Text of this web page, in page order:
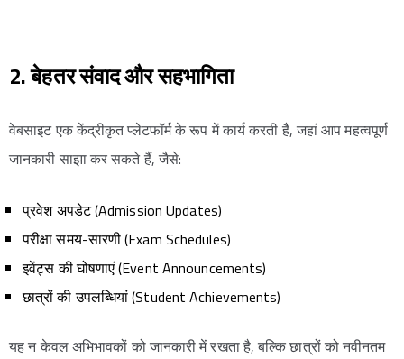
2. बेहतर संवाद और सहभागिता
वेबसाइट एक केंद्रीकृत प्लेटफॉर्म के रूप में कार्य करती है, जहां आप महत्वपूर्ण
जानकारी साझा कर सकते हैं, जैसे:
प्रवेश अपडेट (Admission Updates)
परीक्षा समय-सारणी (Exam Schedules)
इवेंट्स की घोषणाएं (Event Announcements)
छात्रों की उपलब्धियां (Student Achievements)
यह न केवल अभिभावकों को जानकारी में रखता है, बल्कि छात्रों को नवीनतम